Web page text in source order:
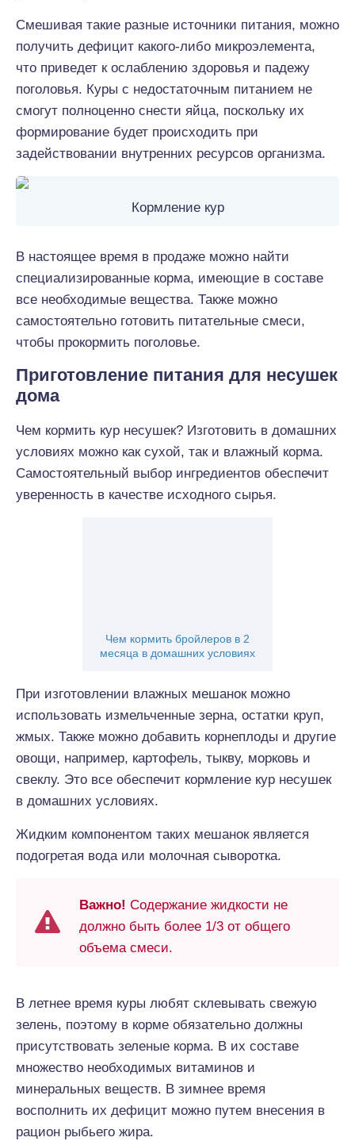
Смешивая такие разные источники питания, можно
получить дефицит какого-либо микроэлемента,
что приведет к ослаблению здоровья и падежу
поголовья. Куры с недостаточным питанием не
смогут полноценно снести яйца, поскольку их
формирование будет происходить при
задействовании внутренних ресурсов организма.
Кормление кур
В настоящее время в продаже можно найти
специализированные корма, имеющие в составе
все необходимые вещества. Также можно
самостоятельно готовить питательные смеси,
чтобы прокормить поголовье.
Приготовление питания для несушек
дома
Чем кормить кур несушек? Изготовить в домашних
условиях можно как сухой, так и влажный корма.
Самостоятельный выбор ингредиентов обеспечит
уверенность в качестве исходного сырья.
Чем кормить бройлеров в 2
месяца в домашних условиях
При изготовлении влажных мешанок можно
использовать измельченные зерна, остатки круп,
жмых. Также можно добавить корнеплоды и другие
овощи, например, картофель, тыкву, морковь и
свеклу. Это все обеспечит кормление кур несушек
в домашних условиях.
Жидким компонентом таких мешанок является
подогретая вода или молочная сыворотка.
Важно! Содержание жидкости не
должно быть более 1/3 от общего
объема смеси.
В летнее время куры любят склевывать свежую
зелень, поэтому в корме обязательно должны
присутствовать зеленые корма. В их составе
множество необходимых витаминов и
минеральных веществ. В зимнее время
восполнить их дефицит можно путем внесения в
рацион рыбьего жира.